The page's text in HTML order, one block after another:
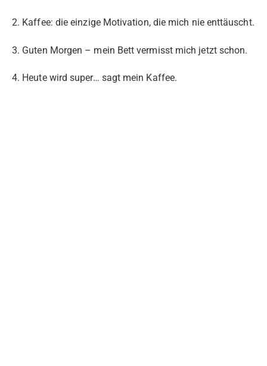
2. Kaffee: die einzige Motivation, die mich nie enttäuscht.
3. Guten Morgen – mein Bett vermisst mich jetzt schon.
4. Heute wird super… sagt mein Kaffee.